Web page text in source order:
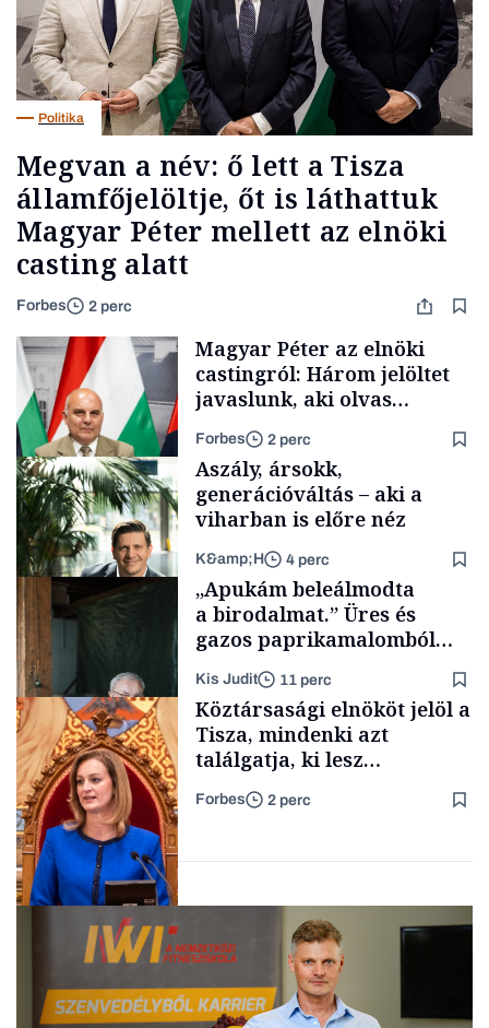
Politika
Megvan a név: ő lett a Tisza
államfőjelöltje, őt is láthattuk
Magyar Péter mellett az elnöki
casting alatt
Forbes 2 perc
Politika
Magyar Péter az elnöki
castingról: Három jelöltet
javaslunk, aki olvas
híreket, nem fog
meglepődni
Forbes 2 perc
TÁMOGATÓI
TARTALOM
Aszály, ársokk,
generációváltás – aki a
viharban is előre néz
K&amp;H 4 perc
Családi
vállalkozások
„Apukám beleálmodta
a birodalmat.” Üres és
gazos paprikamalomból
lett az igazi családi
fűszersztori
Kis Judit 11 perc
Köztársasági elnököt jelöl a
Tisza, mindenki azt
találgatja, ki lesz
szombaton a befutó –
soroljuk az eddig felmerült
Forbes 2 perc